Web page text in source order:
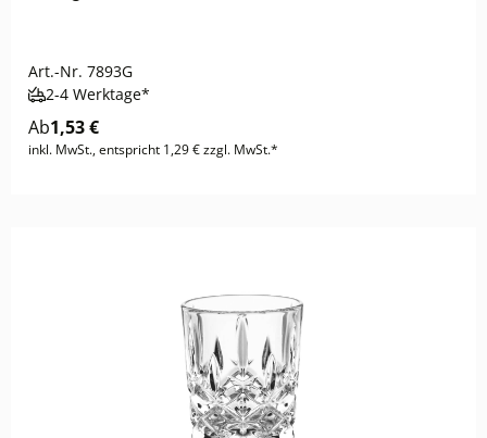
Art.-Nr. 7893G
2-4 Werktage*
Ab1,53 €
inkl. MwSt., entspricht 1,29 € zzgl. MwSt.*